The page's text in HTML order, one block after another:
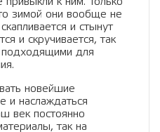
зимой они вообще не
и стынут
и скручивается, так
подходящими для
новейшие
и наслаждаться
век постоянно
так на